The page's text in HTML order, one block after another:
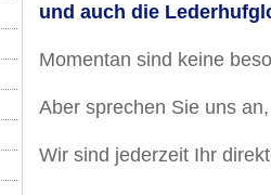
und auch die
Momentan sind keine
Aber sprechen Sie uns
Wir sind jederzeit Ihr